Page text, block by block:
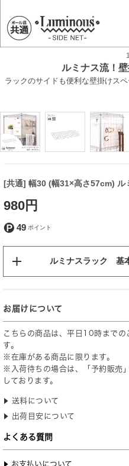
ルミナス流！
ラックのサイドも便利な壁掛けス
[共通] 幅30 (幅31×高さ57cm) ル
980円
49
ルミナスラック 基